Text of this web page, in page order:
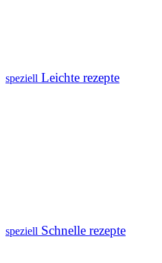
speziell Leichte rezepte
speziell Schnelle rezepte